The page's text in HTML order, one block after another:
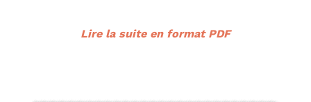
Lire la suite en format PDF